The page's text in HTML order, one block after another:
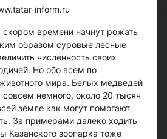
inform.ru
времени начнут рожать
образом суровые лесные
численность своих
Но обо всем по
мира. Белых медведей
совсем немного, около 20 тысяч
земле как могут помогают
За примерами далеко ходить
Казанского зоопарка тоже